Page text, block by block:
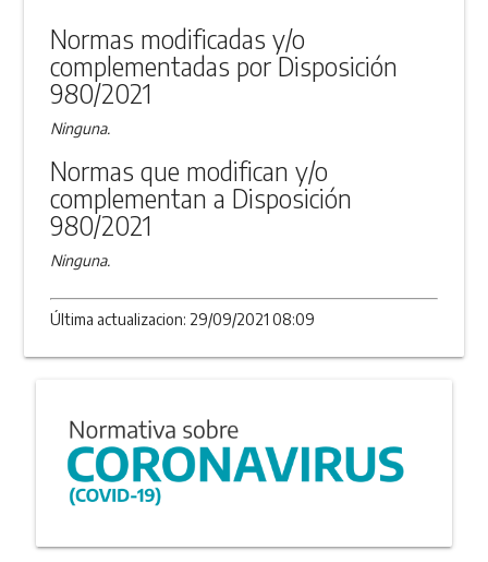
Normas modificadas y/o
complementadas por Disposición
980/2021
Ninguna.
Normas que modifican y/o
complementan a Disposición
980/2021
Ninguna.
Última actualizacion: 29/09/2021 08:09